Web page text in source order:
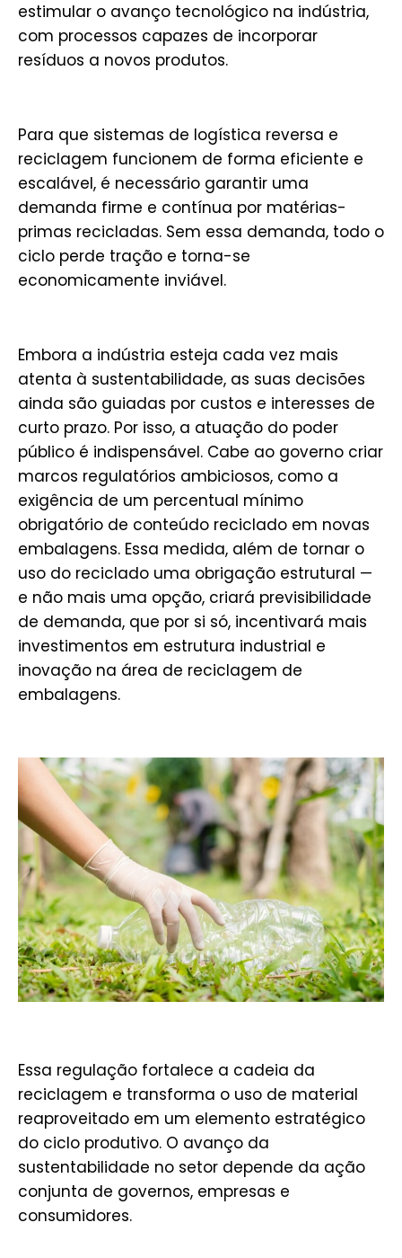
estimular o avanço tecnológico na indústria,
com processos capazes de incorporar
resíduos a novos produtos.
Para que sistemas de logística reversa e
reciclagem funcionem de forma eficiente e
escalável, é necessário garantir uma
demanda firme e contínua por matérias-
primas recicladas. Sem essa demanda, todo o
ciclo perde tração e torna-se
economicamente inviável.
Embora a indústria esteja cada vez mais
atenta à sustentabilidade, as suas decisões
ainda são guiadas por custos e interesses de
curto prazo. Por isso, a atuação do poder
público é indispensável. Cabe ao governo criar
marcos regulatórios ambiciosos, como a
exigência de um percentual mínimo
obrigatório de conteúdo reciclado em novas
embalagens. Essa medida, além de tornar o
uso do reciclado uma obrigação estrutural —
e não mais uma opção, criará previsibilidade
de demanda, que por si só, incentivará mais
investimentos em estrutura industrial e
inovação na área de reciclagem de
embalagens.
Essa regulação fortalece a cadeia da
reciclagem e transforma o uso de material
reaproveitado em um elemento estratégico
do ciclo produtivo. O avanço da
sustentabilidade no setor depende da ação
conjunta de governos, empresas e
consumidores.